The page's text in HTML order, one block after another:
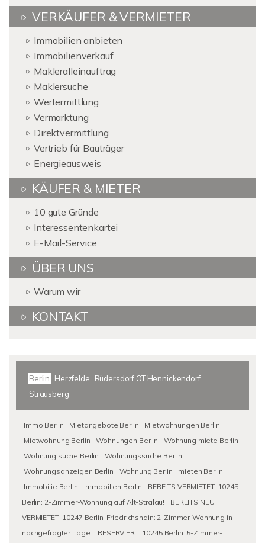
VERKÄUFER & VERMIETER
Immobilien anbieten
Immobilienverkauf
Makleralleinauftrag
Maklersuche
Wertermittlung
Vermarktung
Direktvermittlung
Vertrieb für Bauträger
Energieausweis
KÄUFER & MIETER
10 gute Gründe
Interessentenkartei
E-Mail-Service
ÜBER UNS
Warum wir
KONTAKT
Berlin Herzfelde
Rüdersdorf OT Hennickendorf
Strausberg
Immo Berlin Mietangebote Berlin
Mietwohnungen Berlin
Mietwohnung Berlin
Wohnungen Berlin
Wohnung miete Berlin
Wohnung suche Berlin
Wohnungssuche Berlin
Wohnungsanzeigen Berlin
Wohnung Berlin
mieten Berlin
Immobilie Berlin
Immobilien Berlin
BEREITS VERMIETET: 10245
Berlin: 2-Zimmer-Wohnung auf Alt-Stralau!
BEREITS NEU
VERMIETET: 10247 Berlin-Friedrichshain: 2-Zimmer-Wohnung in
nachgefragter Lage!
RESERVIERT: 10245 Berlin: 5-Zimmer-